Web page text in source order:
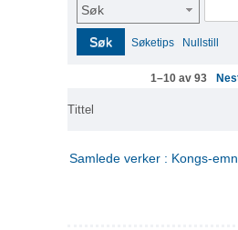
Søk
Søk Søketips Nullstill
1–10 av 93
Tittel
Samlede verker : Kongs-